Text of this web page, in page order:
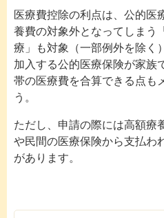
医療費控除の利点は、公的医
養費の対象外となってしまう
療」も対象（一部例外を除く
加入する公的医療保険が家族
帯の医療費を合算できる点も
う。
ただし、申請の際には高額療
や民間の医療保険から支払わ
があります。